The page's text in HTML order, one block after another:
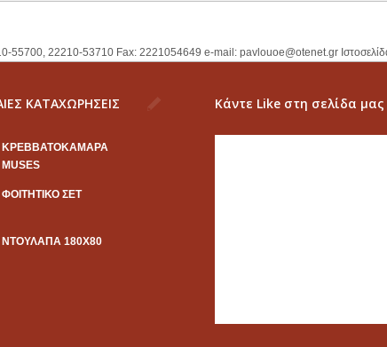
55700, 22210-53710 Fax: 2221054649 e-mail: pavlouoe@otenet.gr
ΚΑΤΑΧΩΡΗΣΕΙΣ
KΡΕΒΒΑΤΟΚΑΜΑΡΑ
MUSES
ΦΟΙΤΗΤΙΚΟ ΣΕΤ
ΝΤΟΥΛΑΠΑ 180Χ80
Κάντε Like στη σελίδα μας